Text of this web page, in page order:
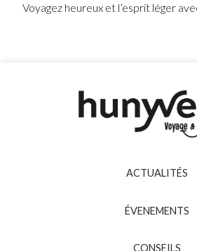
Voyagez heureux et l’esprit léger
ACTUALITÉS
ÉVENEMENTS
CONSEILS